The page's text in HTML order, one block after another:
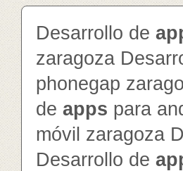
Desarrollo de
zaragoza
phonegap
de apps para
móvil zaragoza
Desarrollo de